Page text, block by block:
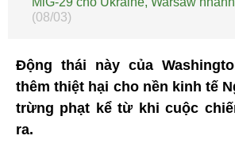
(08/03)
Động thái này của
thêm thiệt hại cho nền kinh tế
trừng phạt kể từ khi cuộc
ra.